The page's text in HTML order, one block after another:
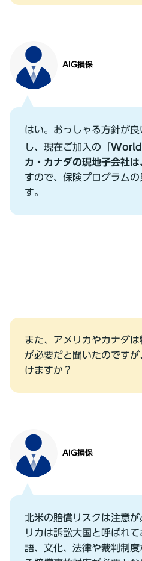
AIG損保
はい。おっしゃる⽅針が
し、現在ご加⼊の 「
カ・カナダの現地⼦会社
すので、保険プログラム
す。
また、アメリカやカナダは
が必要だと聞いたのです
けますか？
AIG損保
北⽶の賠償リスクは注意
リカは訴訟⼤国と呼ばれ
語、⽂化、法律や裁判制